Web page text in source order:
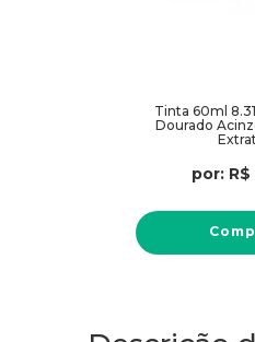
Tinta 60ml
Dourado
por: R$